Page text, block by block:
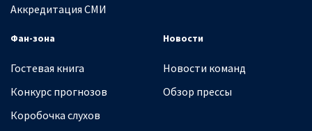
Аккредитация СМИ
Фан-зона
Гостевая книга
Конкурс прогнозов
Коробочка слухов
Новости
Новости команд
Обзор прессы